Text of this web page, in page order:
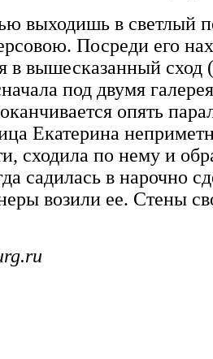
выходишь в светлый
Посреди его
в вышесказанный
под двумя
опять
Екатерина
сходила по нему и
садилась в нарочно
возили ее. Стены